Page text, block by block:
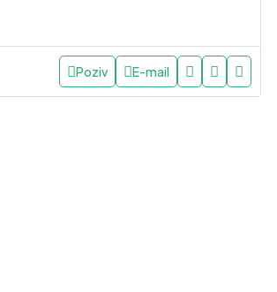
Poziv E-mail